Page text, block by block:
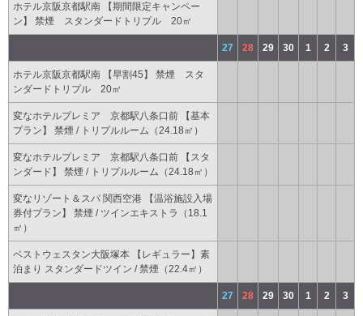
ホテル京阪京都駅南 【期間限定キャンペー
ン】 禁煙 スタンダードトリプル 20㎡
27 28 29 30 1 2 3
ホテル京阪京都駅南 【早割45】 禁煙 スタ
ンダードトリプル 20㎡
変なホテルプレミア 京都駅八条口前 【基本
プラン】 禁煙 / トリプルルーム（24.18㎡）
変なホテルプレミア 京都駅八条口前 【スタ
ンダード】 禁煙 / トリプルルーム（24.18㎡）
変なリゾート＆スパ 関西空港 【温浴施設入場
券付プラン】 禁煙 / ツインエキストラ（18.1
㎡）
ベストウェスタン大阪塚本 【レギュラー】素
泊まり スタンダードツイン / 禁煙（22.4㎡）
27 28 29 30 1 2 3